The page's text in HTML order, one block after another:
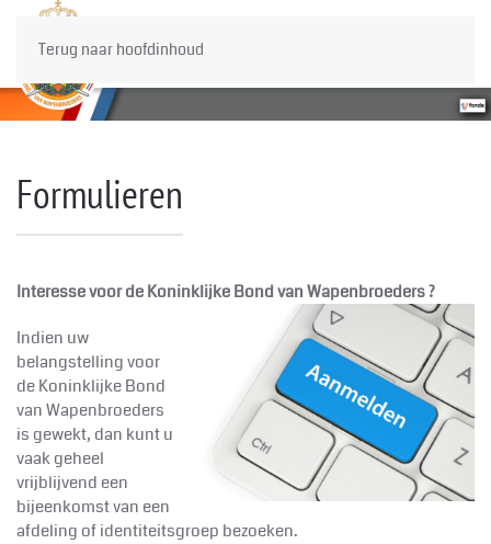
Terug naar hoofdinhoud
Formulieren
Interesse voor de KoninklijkeBond van Wapenbroeders ?
Indien uw
belangstelling voor
de KoninklijkeBond
van Wapenbroeders
is gewekt, dan kunt u
vaak geheel
vrijblijvend een
bijeenkomst van een
afdeling of identiteitsgroep bezoeken.